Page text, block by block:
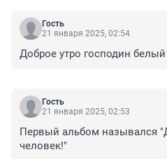
Гость
21 января 2025, 02:54
Доброе утро господин
Гость
21 января 2025, 02:53
Первый альбом назывался
человек!"